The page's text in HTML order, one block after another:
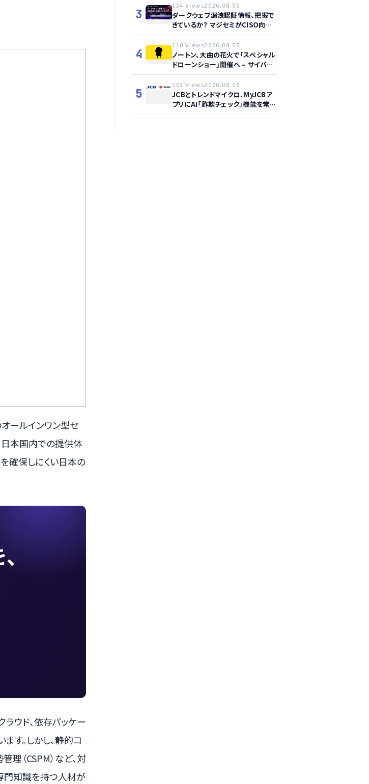
ールインワン型セ
日本国内での提供体
確保しにくい日本の
ラウド、依存パッケー
す。しかし、静的コ
理（CSPM）など、対
門知識を持つ人材が
3
134 Views2026.08.05
ダークウェブ漏洩認証情報、把握で
きているか？ マジセミがCISO向け
ウェビナー開催へ
4
110 Views2026.08.05
ノートン、大曲の花火で「スペシャル
ドローンショー」開催へ – サイバー
セーフティ啓発
5
103 Views2026.08.06
JCBとトレンドマイクロ、MyJCBア
プリにAI「詐欺チェック」機能を常設
し不正対策を強化